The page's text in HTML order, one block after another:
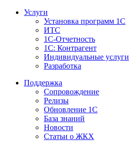
Услуги
Установка программ 1С
ИТС
1С-Отчетность
1С: Контрагент
Индивидуальные услуги
Разработка
Поддержка
Сопровождение
Релизы
Обновление 1С
База знаний
Новости
Статьи о ЖКХ